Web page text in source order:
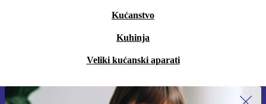
Kućanstvo
Kuhinja
Veliki kućanski aparati